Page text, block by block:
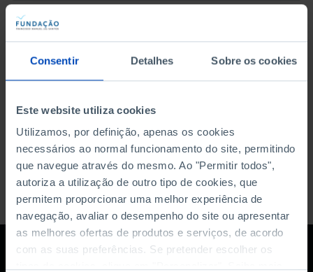
Consentir Detalhes Sobre os cookies
Este website utiliza cookies
Utilizamos, por definição, apenas os cookies
necessários ao normal funcionamento do site, permitindo
que navegue através do mesmo. Ao "Permitir todos",
autoriza a utilização de outro tipo de cookies, que
permitem proporcionar uma melhor experiência de
navegação, avaliar o desempenho do site ou apresentar
as melhores ofertas de produtos e serviços, de acordo
com as suas preferências. Se pretender escolher os
DATA DE INÍCIO
DATA DE FIM